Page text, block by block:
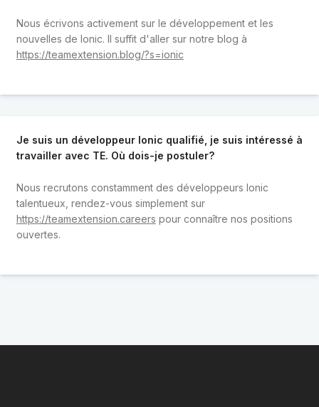
Nous écrivons activement sur le développement et les
nouvelles de Ionic. Il suffit d'aller sur notre blog à
https://teamextension.blog/?s=ionic
Je suis un développeur Ionic qualifié, je suis intéressé à
travailler avec TE. Où dois-je postuler?
Nous recrutons constamment des développeurs Ionic
talentueux, rendez-vous simplement sur
https://teamextension.careers pour connaître nos positions
ouvertes.